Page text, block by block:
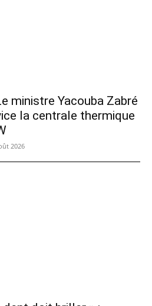
ministre Yacouba Zabré
la centrale thermique
2026